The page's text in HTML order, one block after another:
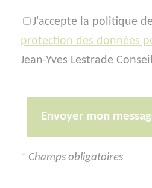
J'accepte la politique
protection des données
Jean-Yves Lestrade
* Champs obligatoires